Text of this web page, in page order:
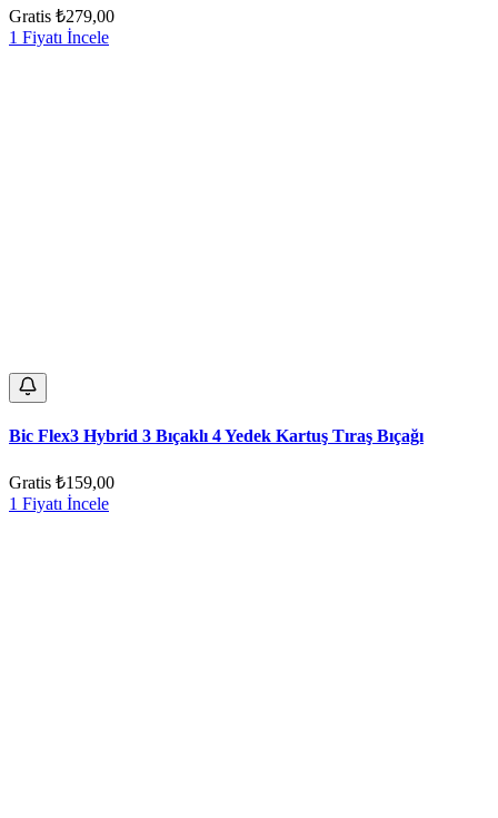
Gratis ₺279,00
1 Fiyatı İncele
Bic Flex3 Hybrid 3 Bıçaklı 4 Yedek Kartuş Tıraş Bıçağı
Gratis ₺159,00
1 Fiyatı İncele